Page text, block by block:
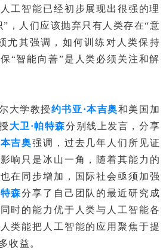
工智能已经初步展现出很强的理
，人们应该抛弃只有人类存在“意
尤其强调，如何训练对人类保持
“智能向善”是人类必须关注和解
大学教授约书亚·本吉奥和美国加
大卫·帕特森分别线上发言，分享
本吉奥强调，过去几年人们所见证
响只是冰山一角，随着其能力的
在同步增加，国际社会亟须加强
森分享了自己团队的最近研究成
时的能力优于人类与人工智能各
类能把人工智能的应用聚焦于提
收益。